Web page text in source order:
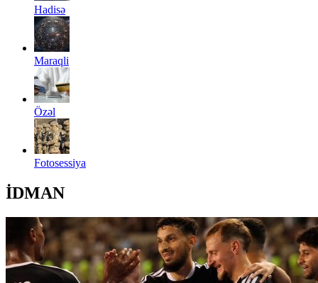
Hadisə
Maraqli
Özəl
Fotosessiya
İDMAN